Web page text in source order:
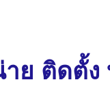
ย ติดตั้ง